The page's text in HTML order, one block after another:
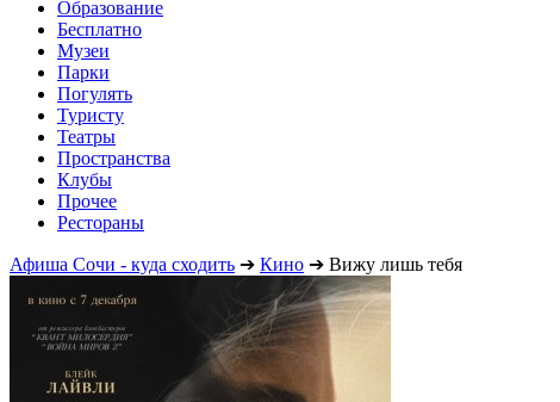
Образование
Бесплатно
Музеи
Парки
Погулять
Туристу
Театры
Пространства
Клубы
Прочее
Рестораны
Афиша Сочи - куда сходить ➔ Кино ➔ Вижу лишь тебя